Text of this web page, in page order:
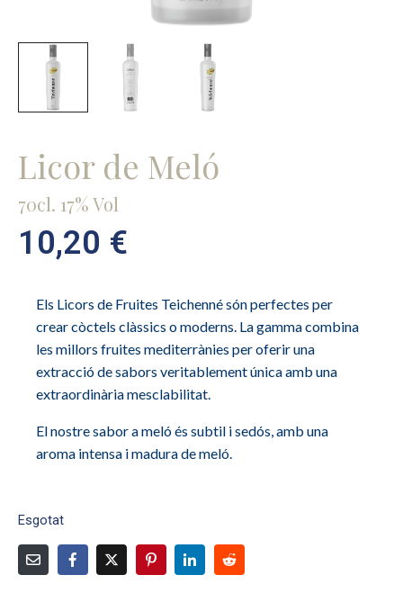
Licor de Meló
70cl. 17% Vol
10,20 €
Els Licors de Fruites Teichenné són perfectes per
crear còctels clàssics o moderns. La gamma combina
les millors fruites mediterrànies per oferir una
extracció de sabors veritablement única amb una
extraordinària mesclabilitat.
El nostre sabor a meló és subtil i sedós, amb una
aroma intensa i madura de meló.
Esgotat